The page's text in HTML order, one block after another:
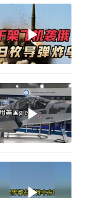
构建更高水平的全民健身公共服务体系